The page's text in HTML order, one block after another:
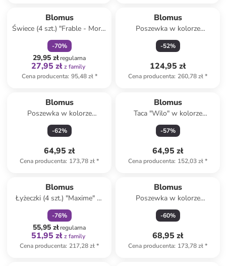
Blomus
Świece (4 szt.) "Frable - Mora"
w kolorze kremowym - wys. 3
cm
-70%
29,95 złregularna
27,95 zł z family
Cena producenta: 95,48 zł*
Blomus
Poszewka w kolorze
beżowym na poduszkę - 40 x
60 cm
-52%
124,95 zł
Cena producenta: 260,78 zł*
Blomus
Poszewka w kolorze
jasnobrązowym na poduszkę -
40 x 40 cm
-62%
64,95 zł
Cena producenta: 173,78 zł*
Blomus
Taca "Wilo" w kolorze
beżowym - 36 x 25 cm
-57%
64,95 zł
Cena producenta: 152,03 zł*
Blomus
Łyżeczki (4 szt.) "Maxime" w
kolorze srebrno-szarym - wys.
11 cm
-76%
55,95 złregularna
51,95 zł z family
Cena producenta: 217,28 zł*
Blomus
Poszewka w kolorze
jasnobrązowym na poduszkę -
40 x 40 cm
-60%
68,95 zł
Cena producenta: 173,78 zł*